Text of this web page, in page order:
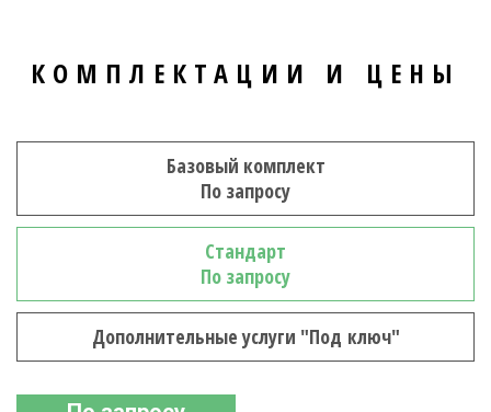
КОМПЛЕКТАЦИИ И ЦЕНЫ
Базовый комплект
По запросу
Стандарт
По запросу
Дополнительные услуги "Под ключ"